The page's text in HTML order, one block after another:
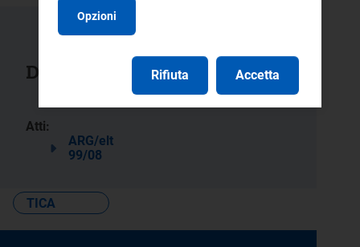
Documenti collegati
Atti:
ARG/elt
99/08
TICA
Opzioni
Rifiuta Accetta